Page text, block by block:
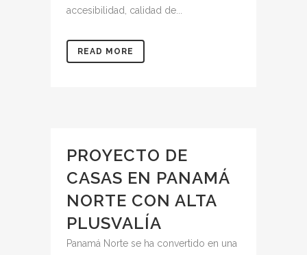
accesibilidad, calidad de...
READ MORE
PROYECTO DE
CASAS EN PANAMÁ
NORTE CON ALTA
PLUSVALÍA
Panamá Norte se ha convertido en una